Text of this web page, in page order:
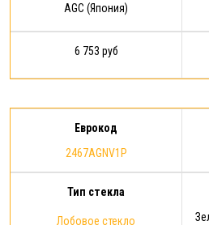
AGC (Япония)
6 753 руб
Еврокод
2467AGNV1P
Тип стекла
Лобовое стекло